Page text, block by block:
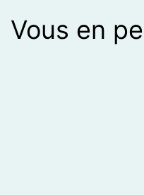
Vous en